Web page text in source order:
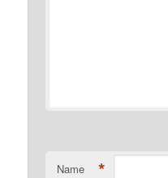
Name *